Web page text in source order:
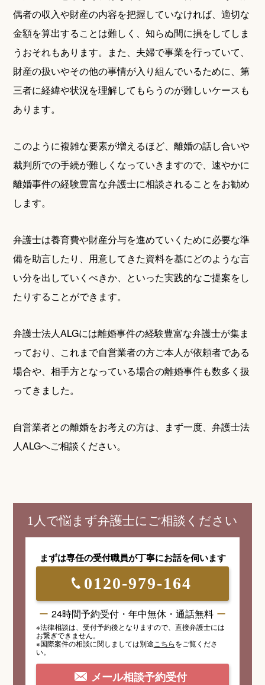
偶者の収入や財産の内容を把握していなければ、適切な
金額を算出することは難しく、知らぬ間に損をしてしま
うおそれもあります。また、夫婦で事業を行っていて、
財産の扱いやその他の事情が入り組んでいるために、第
三者に経緯や状況を理解してもらうのが難しいケースも
あります。
このように複雑な要素が増えるほど、離婚の話し合いや
裁判所での手続が難しくなっていきますので、速やかに
離婚事件の経験豊富な弁護士に相談されることをお勧め
します。
弁護士は養育費や財産分与を進めていくために必要な準
備を助言したり、用意してきた資料を基にどのような言
い分を出していくべきか、といった実践的なご提案をし
たりすることができます。
弁護士法人ALGには離婚事件の経験豊富な弁護士が集ま
っており、これまで自営業者の方ご本人が依頼者である
場合や、相手方となっている場合の離婚事件も数多く扱
ってきました。
自営業者との離婚をお考えの方は、まず一度、弁護士法
人ALGへご相談ください。
1人で悩まず弁護士にご相談ください
まずは専任の受付職員が丁寧にお話を伺います
0120-979-164
24時間予約受付・年中無休・通話無料
※法律相談は、受付予約後となりますので、 直接弁護士には
お繋ぎできません。
※国際案件の相談に関しましては別途 こちらをご覧くださ
い。
メール相談予約受付